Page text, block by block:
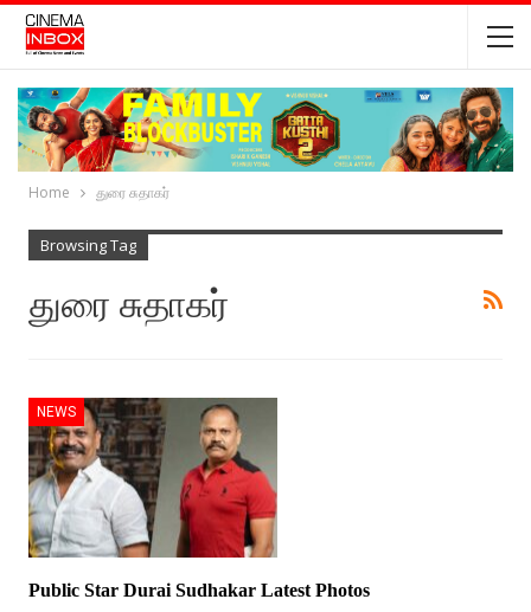
Home துரை சுதாகர்
Browsing Tag
துரை சுதாகர்
NEWS
Public Star Durai Sudhakar Latest Photos